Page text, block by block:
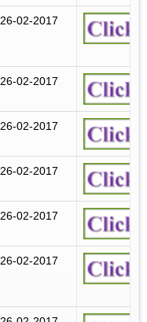
26-02-2017
26-02-2017
26-02-2017
26-02-2017
26-02-2017
26-02-2017